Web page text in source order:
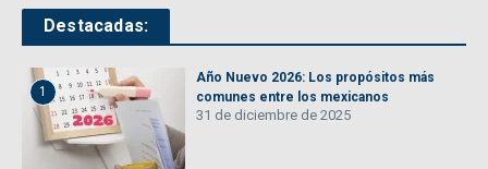
Destacadas:
1
Año Nuevo 2026: Los propósitos más
comunes entre los mexicanos
31 de diciembre de 2025